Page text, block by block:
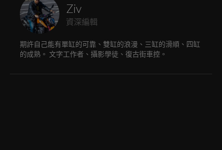
Ziv
資深編輯
期許自己能有單缸的可靠、雙缸的浪漫、三缸的滑順、四缸
的成熟。 文字工作者、攝影學徒、復古街車控。